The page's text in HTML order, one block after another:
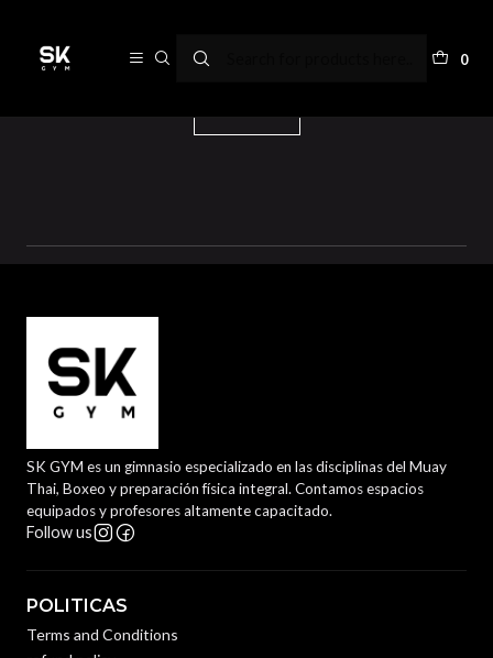
0
Zero sugar sauces
Filters
SK GYM es un gimnasio especializado en las disciplinas del Muay
Thai, Boxeo y preparación física integral. Contamos espacios
equipados y profesores altamente capacitado.
Follow us
POLITICAS
Terms and Conditions